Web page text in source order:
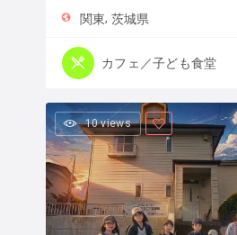
関東 茨城県
カフェ／子ども食堂
10 views